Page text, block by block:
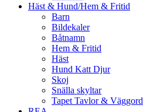
Häst & Hund/Hem & Fritid
Barn
Bildekaler
Båtnamn
Hem & Fritid
Häst
Hund Katt Djur
Skoj
Snälla skyltar
Tapet Tavlor & Väggord